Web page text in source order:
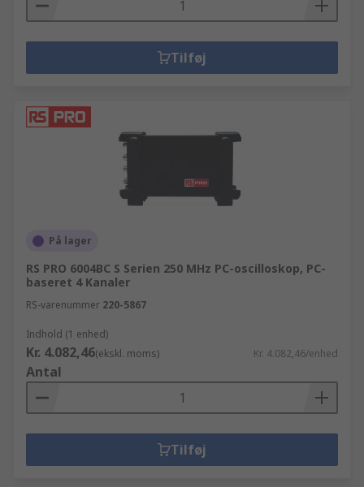
Tilføj
På lager
RS PRO 6004BC S Serien 250 MHz PC-oscilloskop, PC-
baseret 4 Kanaler
RS-varenummer 220-5867
Indhold (1 enhed)
Kr. 4.082,46(ekskl. moms) Kr. 4.082,46/enhed
Antal
Tilføj